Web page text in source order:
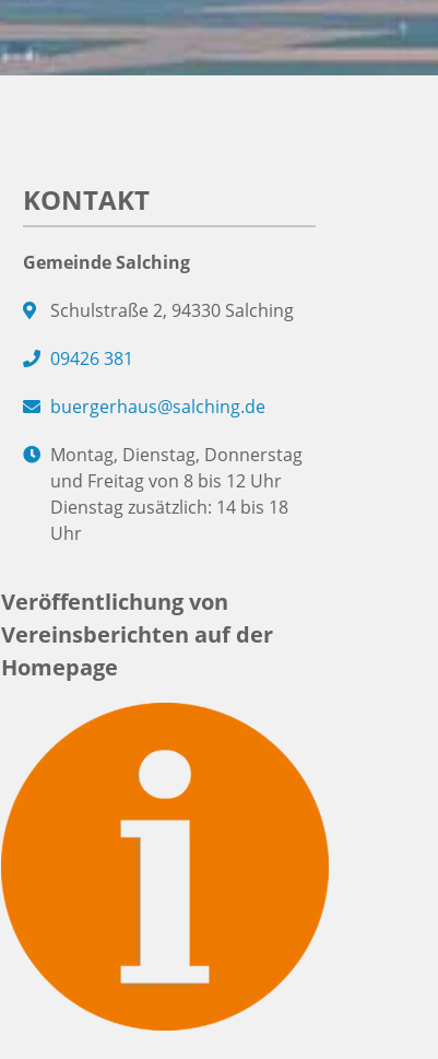
KONTAKT
Gemeinde Salching
Schulstraße 2, 94330 Salching
09426 381
buergerhaus@salching.de
Montag, Dienstag, Donnerstag
und Freitag von 8 bis 12 Uhr
Dienstag zusätzlich: 14 bis 18
Uhr
Veröffentlichung von
Vereinsberichten auf der
Homepage